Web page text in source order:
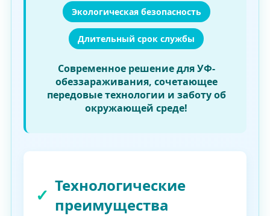
Экологическая безопасность
Длительный срок службы
Современное решение для УФ-
обеззараживания, сочетающее
передовые технологии и заботу об
окружающей среде!
Технологические
преимущества